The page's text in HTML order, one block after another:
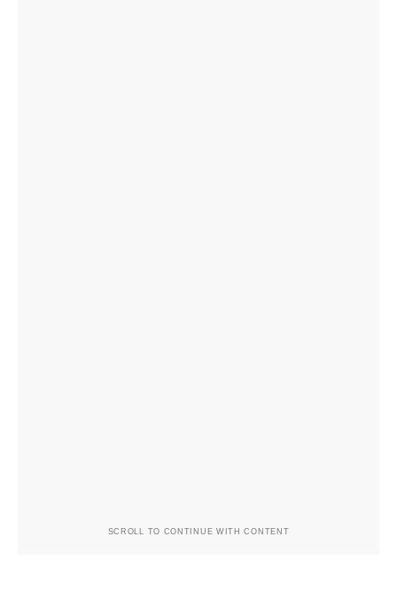
SCROLL TO CONTINUE WITH CONTENT